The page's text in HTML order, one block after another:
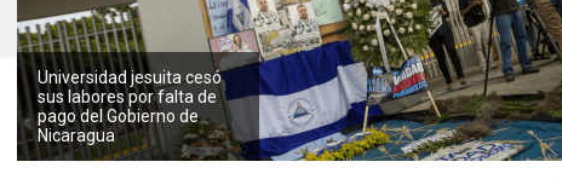
Universidad jesuita cesó
sus labores por falta de
pago del Gobierno de
Nicaragua